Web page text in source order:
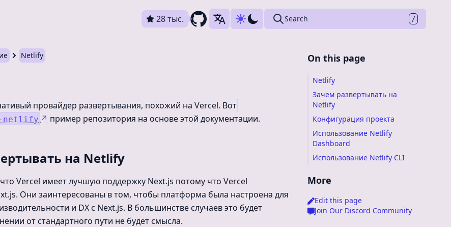
28 тыс. Search Press
/to search
Netlify
провайдер развертывания, похожий на Vercel. Вот
netlify ↗ пример репозитория на основе этой документации.
на Netlify
Vercel имеет лучшую поддержку Next.js потому что Vercel
Они заинтересованы в том, чтобы платформа была настроена для
и DX с Next.js. В большинстве случаев это будет
от стандартного пути не будет смысла.
On this page
Netlify
Зачем развертывать на
Netlify
Конфигурация проекта
Использование Netlify
Dashboard
Использование Netlify CLI
More
Edit this page
Join Our Discord Community